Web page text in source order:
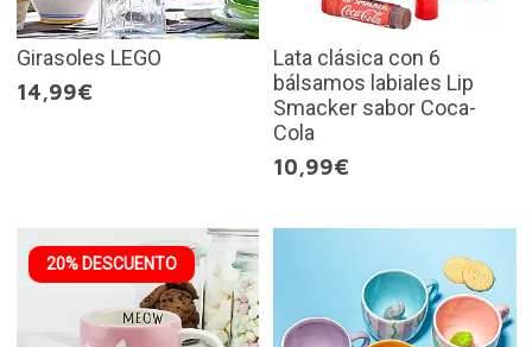
Girasoles LEGO
14,99€
Lata clásica con 6
bálsamos labiales Lip
Smacker sabor Coca-
Cola
10,99€
20% DESCUENTO